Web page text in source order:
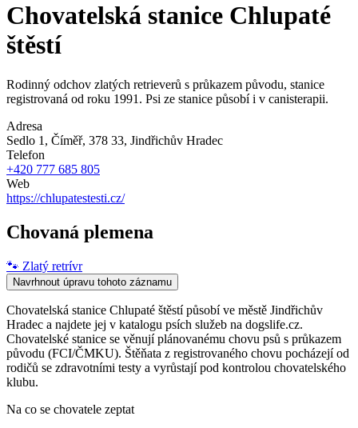
Chovatelská stanice Chlupaté
štěstí
Rodinný odchov zlatých retrieverů s průkazem původu, stanice
registrovaná od roku 1991. Psi ze stanice působí i v canisterapii.
Adresa
Sedlo 1, Číměř, 378 33, Jindřichův Hradec
Telefon
+420 777 685 805
Web
https://chlupatestesti.cz/
Chovaná plemena
🐾 Zlatý retrívr
Navrhnout úpravu tohoto záznamu
Chovatelská stanice Chlupaté štěstí působí ve městě Jindřichův
Hradec a najdete jej v katalogu psích služeb na dogslife.cz.
Chovatelské stanice se věnují plánovanému chovu psů s průkazem
původu (FCI/ČMKU). Štěňata z registrovaného chovu pocházejí od
rodičů se zdravotními testy a vyrůstají pod kontrolou chovatelského
klubu.
Na co se chovatele zeptat